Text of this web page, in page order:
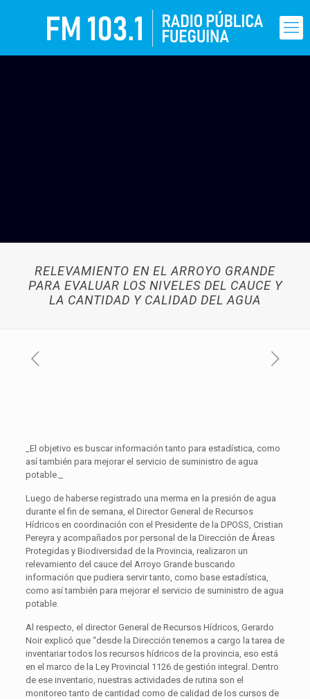
RELEVAMIENTO EN EL ARROYO GRANDE
PARA EVALUAR LOS NIVELES DEL CAUCE Y
LA CANTIDAD Y CALIDAD DEL AGUA
_El objetivo es buscar información tanto para estadística, como
así también para mejorar el servicio de suministro de agua
potable._
Luego de haberse registrado una merma en la presión de agua
durante el fin de semana, el Director General de Recursos
Hídricos en coordinación con el Presidente de la DPOSS, Cristian
Pereyra y acompañados por personal de la Dirección de Áreas
Protegidas y Biodiversidad de la Provincia, realizaron un
relevamiento del cauce del Arroyo Grande buscando
información que pudiera servir tanto, como base estadística,
como así también para mejorar el servicio de suministro de agua
potable.
Al respecto, el director General de Recursos Hídricos, Gerardo
Noir explicó que “desde la Dirección tenemos a cargo la tarea de
inventariar todos los recursos hídricos de la provincia, eso está
en el marco de la Ley Provincial 1126 de gestión integral. Dentro
de ese inventario, nuestras actividades de rutina son el
monitoreo tanto de cantidad como de calidad de los cursos de